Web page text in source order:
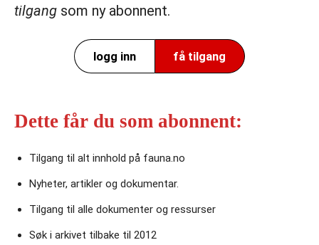
tilgang som ny abonnent.
logg inn få tilgang
Dette får du som abonnent:
Tilgang til alt innhold på fauna.no
Nyheter, artikler og dokumentar.
Tilgang til alle dokumenter og ressurser
Søk i arkivet tilbake til 2012